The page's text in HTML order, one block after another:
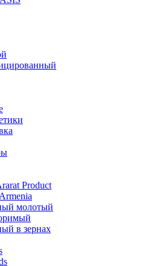
Product
молотый
в зернах